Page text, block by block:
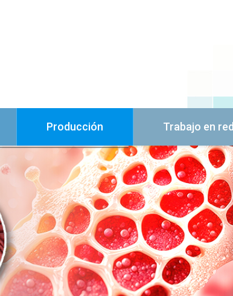
Producción Trabajo en red